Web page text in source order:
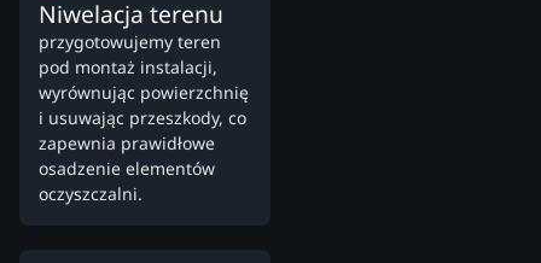
Niwelacja terenu
przygotowujemy teren
pod montaż instalacji,
wyrównując powierzchnię
i usuwając przeszkody, co
zapewnia prawidłowe
osadzenie elementów
oczyszczalni.